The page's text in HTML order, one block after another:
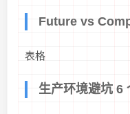
Future vs
表格
生产环境避坑 6